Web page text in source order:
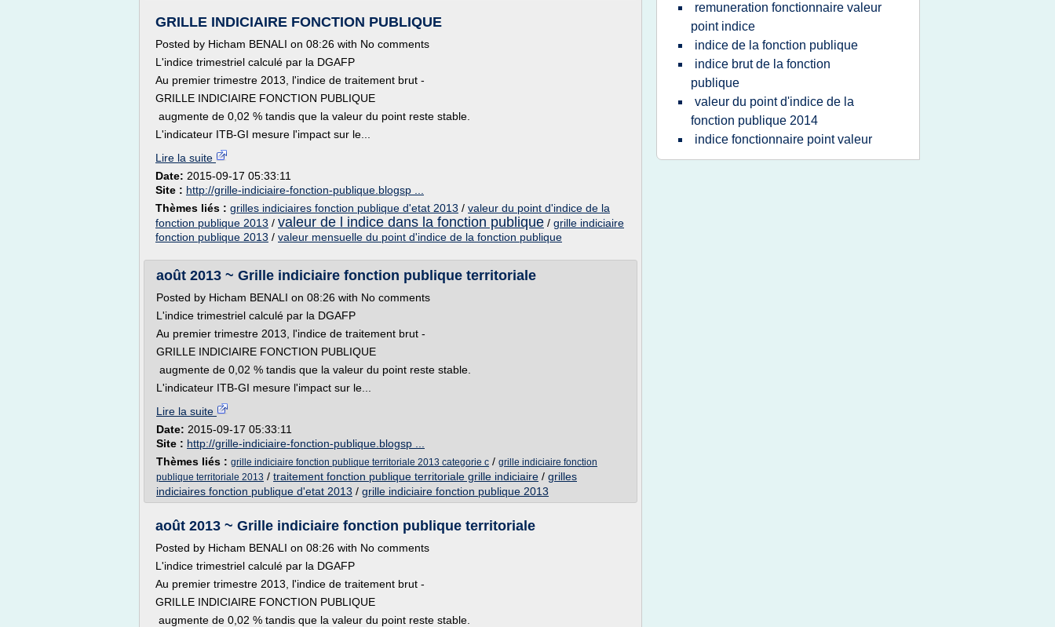
GRILLE INDICIAIRE FONCTION PUBLIQUE
Posted by Hicham BENALI on 08:26 with No comments
L'indice trimestriel calculé par la DGAFP
Au premier trimestre 2013, l'indice de traitement brut -
GRILLE INDICIAIRE FONCTION PUBLIQUE
augmente de 0,02 % tandis que la valeur du point reste stable.
L'indicateur ITB-GI mesure l'impact sur le...
Lire la suite
Date: 2015-09-17 05:33:11
Site : http://grille-indiciaire-fonction-publique.blogsp ...
Thèmes liés : grilles indiciaires fonction publique d'etat 2013 / valeur du point d'indice de la
fonction publique 2013 / valeur de l indice dans la fonction publique / grille indiciaire
fonction publique 2013 / valeur mensuelle du point d'indice de la fonction publique
août 2013 ~ Grille indiciaire fonction publique territoriale
Posted by Hicham BENALI on 08:26 with No comments
L'indice trimestriel calculé par la DGAFP
Au premier trimestre 2013, l'indice de traitement brut -
GRILLE INDICIAIRE FONCTION PUBLIQUE
augmente de 0,02 % tandis que la valeur du point reste stable.
L'indicateur ITB-GI mesure l'impact sur le...
Lire la suite
Date: 2015-09-17 05:33:11
Site : http://grille-indiciaire-fonction-publique.blogsp ...
Thèmes liés : grille indiciaire fonction publique territoriale 2013 categorie c / grille indiciaire fonction
publique territoriale 2013 / traitement fonction publique territoriale grille indiciaire / grilles
indiciaires fonction publique d'etat 2013 / grille indiciaire fonction publique 2013
août 2013 ~ Grille indiciaire fonction publique territoriale
Posted by Hicham BENALI on 08:26 with No comments
L'indice trimestriel calculé par la DGAFP
Au premier trimestre 2013, l'indice de traitement brut -
GRILLE INDICIAIRE FONCTION PUBLIQUE
augmente de 0,02 % tandis que la valeur du point reste stable.
remuneration fonctionnaire valeur
point indice
indice de la fonction publique
indice brut de la fonction
publique
valeur du point d'indice de la
fonction publique 2014
indice fonctionnaire point valeur